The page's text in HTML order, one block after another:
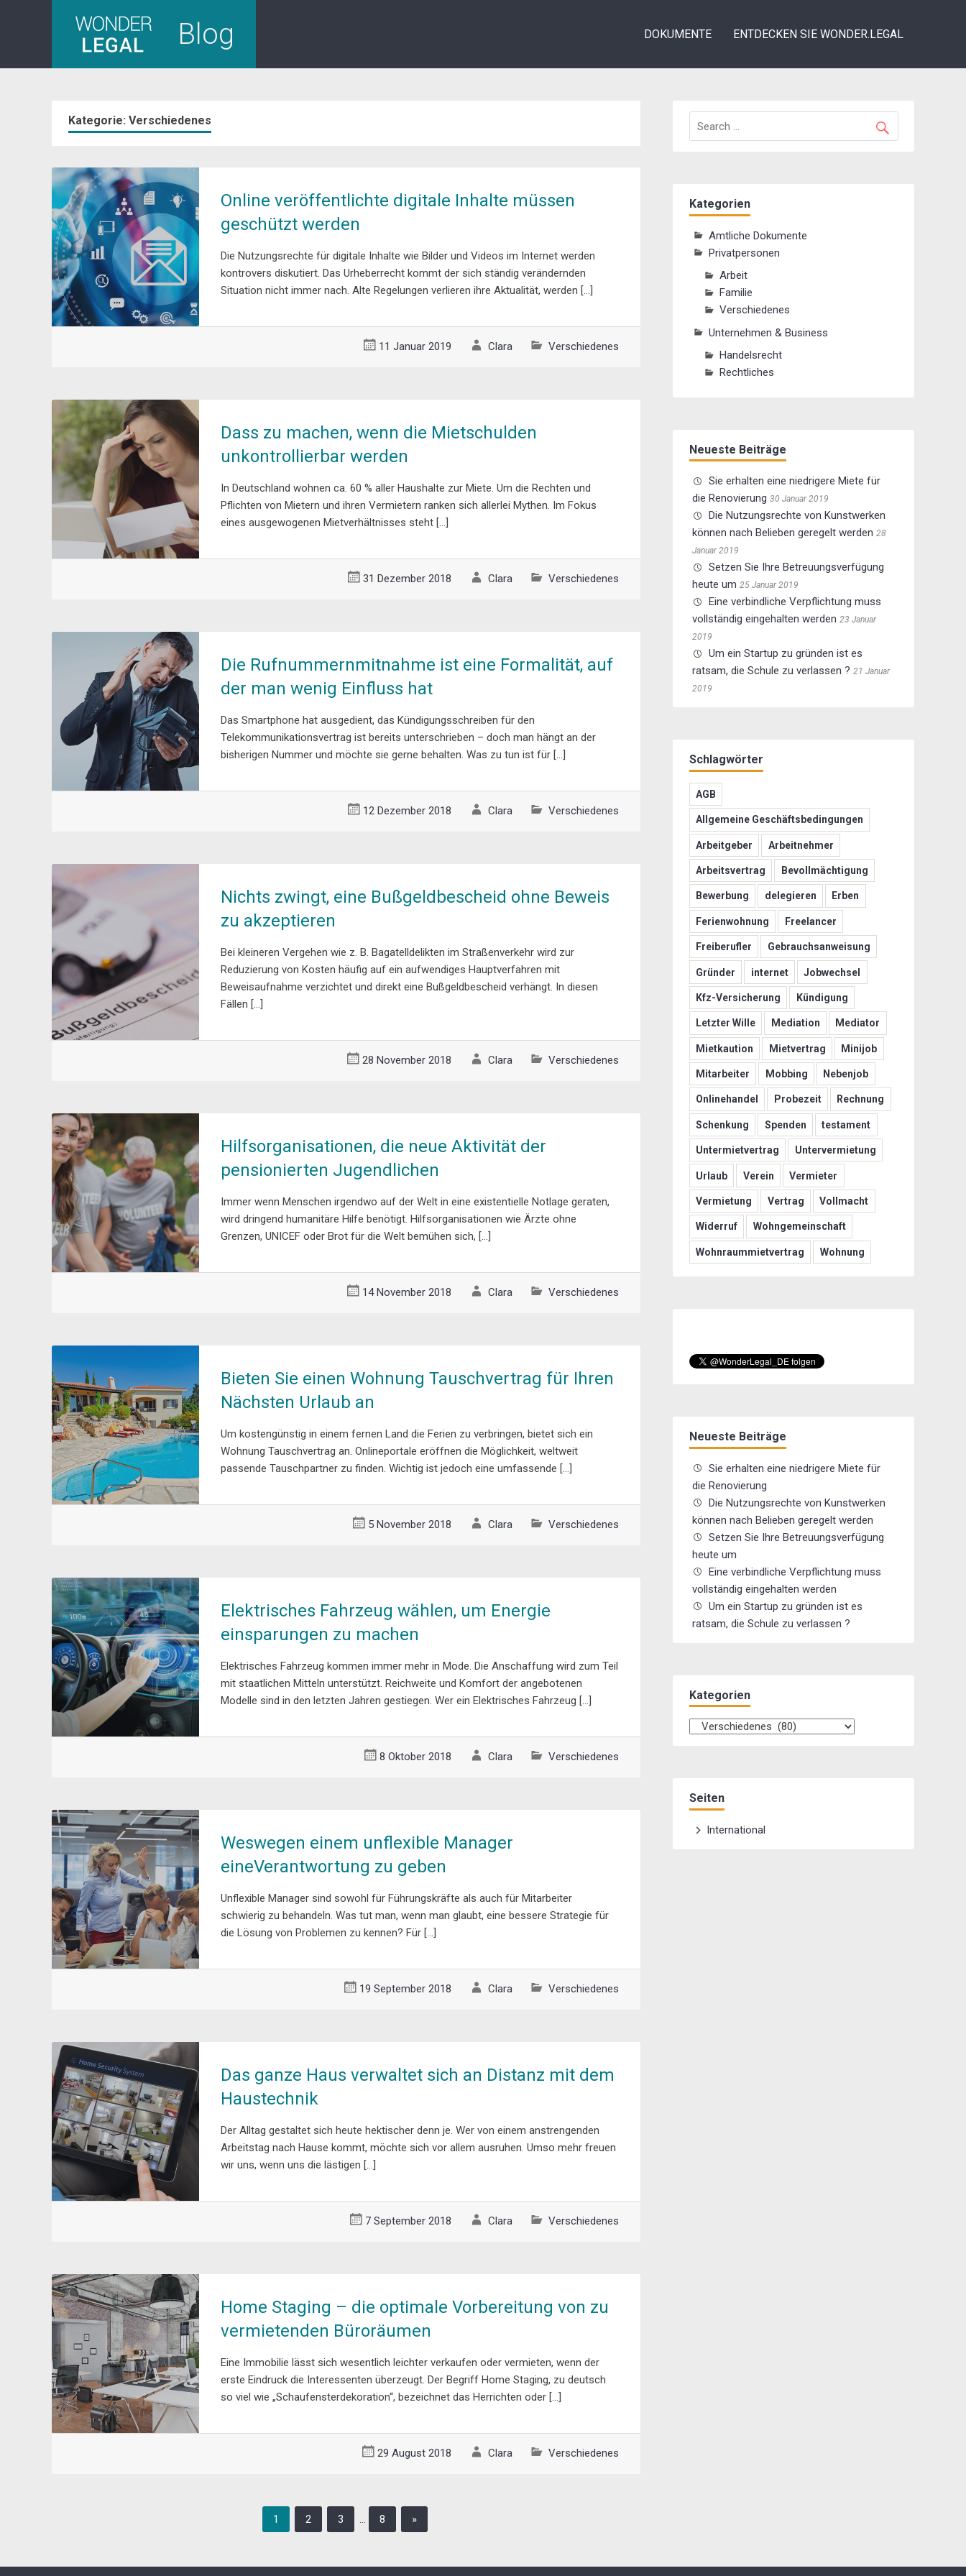
Blog DOKUMENTE ENTDECKEN SIE WONDER.LEGAL
Kategorie: Verschiedenes
Online veröffentlichte digitale Inhalte müssen
geschützt werden
Die Nutzungsrechte für digitale Inhalte wie Bilder und Videos im Internet werden
kontrovers diskutiert. Das Urheberrecht kommt der sich ständig verändernden
Situation nicht immer nach. Alte Regelungen verlieren ihre Aktualität, werden […]
11 Januar 2019 Clara Verschiedenes
Dass zu machen, wenn die Mietschulden
unkontrollierbar werden
In Deutschland wohnen ca. 60 % aller Haushalte zur Miete. Um die Rechten und
Pflichten von Mietern und ihren Vermietern ranken sich allerlei Mythen. Im Fokus
eines ausgewogenen Mietverhältnisses steht […]
31 Dezember 2018 Clara Verschiedenes
Die Rufnummernmitnahme ist eine Formalität, auf
der man wenig Einfluss hat
Das Smartphone hat ausgedient, das Kündigungsschreiben für den
Telekommunikationsvertrag ist bereits unterschrieben – doch man hängt an der
bisherigen Nummer und möchte sie gerne behalten. Was zu tun ist für […]
12 Dezember 2018 Clara Verschiedenes
Nichts zwingt, eine Bußgeldbescheid ohne Beweis
zu akzeptieren
Bei kleineren Vergehen wie z. B. Bagatelldelikten im Straßenverkehr wird zur
Reduzierung von Kosten häufig auf ein aufwendiges Hauptverfahren mit
Beweisaufnahme verzichtet und direkt eine Bußgeldbescheid verhängt. In diesen
Fällen […]
28 November 2018 Clara Verschiedenes
Hilfsorganisationen, die neue Aktivität der
pensionierten Jugendlichen
Immer wenn Menschen irgendwo auf der Welt in eine existentielle Notlage geraten,
wird dringend humanitäre Hilfe benötigt. Hilfsorganisationen wie Ärzte ohne
Grenzen, UNICEF oder Brot für die Welt bemühen sich, […]
14 November 2018 Clara Verschiedenes
Bieten Sie einen Wohnung Tauschvertrag für Ihren
Nächsten Urlaub an
Um kostengünstig in einem fernen Land die Ferien zu verbringen, bietet sich ein
Wohnung Tauschvertrag an. Onlineportale eröffnen die Möglichkeit, weltweit
passende Tauschpartner zu finden. Wichtig ist jedoch eine umfassende […]
5 November 2018 Clara Verschiedenes
Elektrisches Fahrzeug wählen, um Energie
einsparungen zu machen
Elektrisches Fahrzeug kommen immer mehr in Mode. Die Anschaffung wird zum Teil
mit staatlichen Mitteln unterstützt. Reichweite und Komfort der angebotenen
Modelle sind in den letzten Jahren gestiegen. Wer ein Elektrisches Fahrzeug […]
8 Oktober 2018 Clara Verschiedenes
Weswegen einem unflexible Manager
eineVerantwortung zu geben
Unflexible Manager sind sowohl für Führungskräfte als auch für Mitarbeiter
schwierig zu behandeln. Was tut man, wenn man glaubt, eine bessere Strategie für
die Lösung von Problemen zu kennen? Für […]
19 September 2018 Clara Verschiedenes
Das ganze Haus verwaltet sich an Distanz mit dem
Haustechnik
Der Alltag gestaltet sich heute hektischer denn je. Wer von einem anstrengenden
Arbeitstag nach Hause kommt, möchte sich vor allem ausruhen. Umso mehr freuen
wir uns, wenn uns die lästigen […]
7 September 2018 Clara Verschiedenes
Home Staging – die optimale Vorbereitung von zu
vermietenden Büroräumen
Eine Immobilie lässt sich wesentlich leichter verkaufen oder vermieten, wenn der
erste Eindruck die Interessenten überzeugt. Der Begriff Home Staging, zu deutsch
so viel wie „Schaufensterdekoration“, bezeichnet das Herrichten oder […]
29 August 2018 Clara Verschiedenes
1 2 3 … 8 »
Kategorien
Amtliche Dokumente
Privatpersonen
Arbeit
Familie
Verschiedenes
Unternehmen & Business
Handelsrecht
Rechtliches
Neueste Beiträge
Sie erhalten eine niedrigere Miete für
die Renovierung 30 Januar 2019
Die Nutzungsrechte von Kunstwerken
können nach Belieben geregelt werden 28
Januar 2019
Setzen Sie Ihre Betreuungsverfügung
heute um 25 Januar 2019
Eine verbindliche Verpflichtung muss
vollständig eingehalten werden 23 Januar
2019
Um ein Startup zu gründen ist es
ratsam, die Schule zu verlassen ? 21 Januar
2019
Schlagwörter
AGB
Allgemeine Geschäftsbedingungen
Arbeitgeber Arbeitnehmer
Arbeitsvertrag Bevollmächtigung
Bewerbung delegieren Erben
Ferienwohnung Freelancer
Freiberufler Gebrauchsanweisung
Gründer internet Jobwechsel
Kfz-Versicherung Kündigung
Letzter Wille Mediation Mediator
Mietkaution Mietvertrag Minijob
Mitarbeiter Mobbing Nebenjob
Onlinehandel Probezeit Rechnung
Schenkung Spenden testament
Untermietvertrag Untervermietung
Urlaub Verein Vermieter
Vermietung Vertrag Vollmacht
Widerruf Wohngemeinschaft
Wohnraummietvertrag Wohnung
Neueste Beiträge
Sie erhalten eine niedrigere Miete für
die Renovierung
Die Nutzungsrechte von Kunstwerken
können nach Belieben geregelt werden
Setzen Sie Ihre Betreuungsverfügung
heute um
Eine verbindliche Verpflichtung muss
vollständig eingehalten werden
Um ein Startup zu gründen ist es
ratsam, die Schule zu verlassen ?
Kategorien
Kategorien
Seiten
International